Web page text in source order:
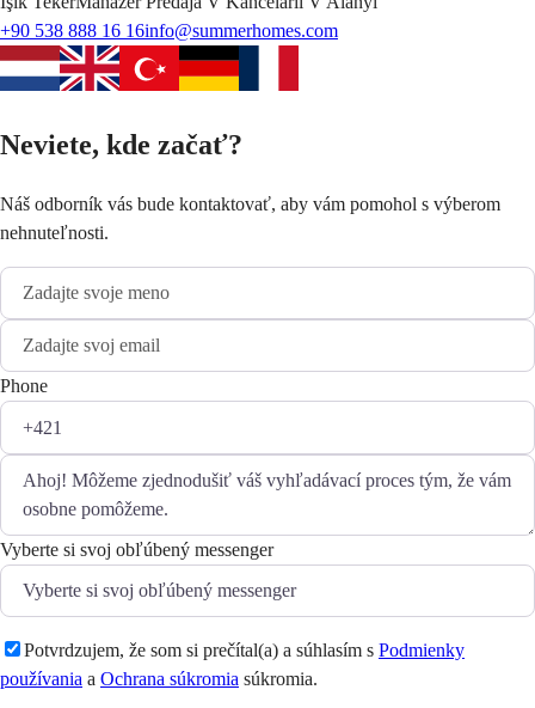
+90 538 888 16 16info@summerhomes.com
Neviete, kde začať?
Náš odborník vás bude kontaktovať, aby vám pomohol s výberom
nehnuteľnosti.
Phone
Vyberte si svoj obľúbený messenger
Potvrdzujem, že som si prečítal(a) a súhlasím s Podmienky
používania a Ochrana súkromia súkromia.